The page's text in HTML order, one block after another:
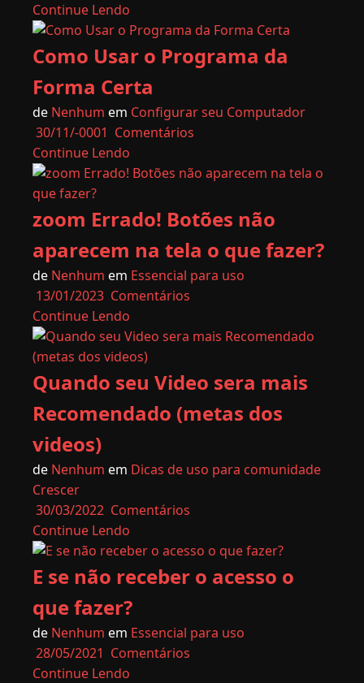
Continue Lendo
Como Usar o Programa da
Forma Certa
de Nenhum em Configurar seu Computador
30/11/-0001 Comentários
Continue Lendo
zoom Errado! Botões não
aparecem na tela o que fazer?
de Nenhum em Essencial para uso
13/01/2023 Comentários
Continue Lendo
Quando seu Video sera mais
Recomendado (metas dos
videos)
de Nenhum em Dicas de uso para comunidade
Crescer
30/03/2022 Comentários
Continue Lendo
E se não receber o acesso o
que fazer?
de Nenhum em Essencial para uso
28/05/2021 Comentários
Continue Lendo